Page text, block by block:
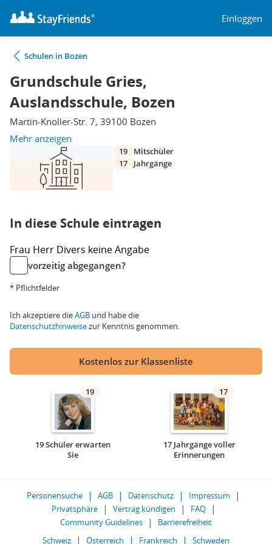
Einloggen
Schulen in Bozen
Grundschule Gries,
Auslandsschule, Bozen
Martin-Knoller-Str. 7, 39100 Bozen
Mehr anzeigen
19
Mitschüler
17
Jahrgänge
In diese Schule eintragen
Frau Herr Divers keine Angabe
vorzeitig abgegangen?
* Pflichtfelder
Ich akzeptiere dieAGB und habe die
Datenschutzhinweisezur Kenntnis genommen.
Kostenlos zur Klassenliste
19
19 Schüler erwarten
Sie
17
17 Jahrgänge voller
Erinnerungen
Personensuche AGB Datenschutz
Impressum
Privatsphäre
Vertrag kündigen
FAQ
Community Guidelines
Barrierefreiheit
Schweiz
Österreich Frankreich Schweden